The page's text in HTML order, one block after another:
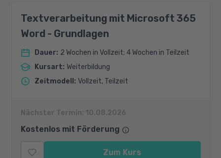
Textverarbeitung mit Microsoft 365
Word - Grundlagen
Dauer: 2 Wochen in Vollzeit; 4 Wochen in Teilzeit
Kursart: Weiterbildung
Zeitmodell : Vollzeit, Teilzeit
Nächster Termin: 10.08.2026
Kostenlos mit Förderung
Zum Kurs